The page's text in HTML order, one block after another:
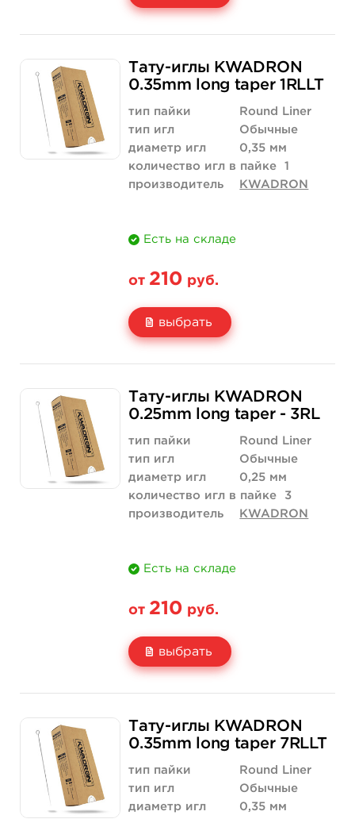
Цена
Количество
263 руб.
купить
526 руб.
купить
Тату-иглы KWADRON
0.35mm long taper 1RLLT
тип пайки
Round Liner
тип игл
Обычные
диаметр игл
0,35 мм
количество игл в пайке
1
производитель
KWADRON
Есть на складе
от 210 руб.
выбрать
Цена
Количество
210 руб.
купить
420 руб.
купить
Тату-иглы KWADRON
0.25mm long taper - 3RL
тип пайки
Round Liner
тип игл
Обычные
диаметр игл
0,25 мм
количество игл в пайке
3
производитель
KWADRON
Есть на складе
от 210 руб.
выбрать
Цена
Количество
210 руб.
купить
420 руб.
купить
Тату-иглы KWADRON
0.35mm long taper 7RLLT
тип пайки
Round Liner
тип игл
Обычные
диаметр игл
0,35 мм